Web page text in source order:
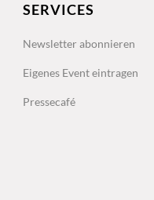
SERVICES
Newsletter abonnieren
Eigenes Event eintragen
Pressecafé